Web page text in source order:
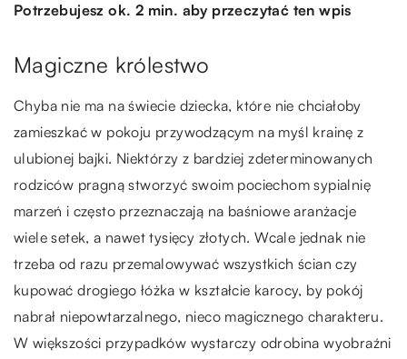
Potrzebujesz ok. 2 min. aby przeczytać ten wpis
Magiczne królestwo
Chyba nie ma na świecie dziecka, które nie chciałoby
zamieszkać w pokoju przywodzącym na myśl krainę z
ulubionej bajki. Niektórzy z bardziej zdeterminowanych
rodziców pragną stworzyć swoim pociechom sypialnię
marzeń i często przeznaczają na baśniowe aranżacje
wiele setek, a nawet tysięcy złotych. Wcale jednak nie
trzeba od razu przemalowywać wszystkich ścian czy
kupować drogiego łóżka w kształcie karocy, by pokój
nabrał niepowtarzalnego, nieco magicznego charakteru.
W większości przypadków wystarczy odrobina wyobraźni